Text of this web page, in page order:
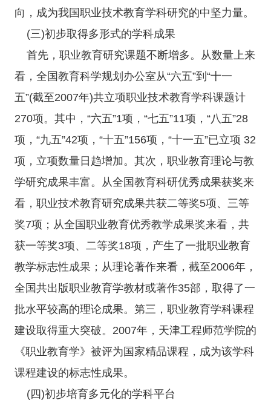
向，成为我国职业技术教育学科研究的中坚力量。
(三)初步取得多形式的学科成果
首先，职业教育研究课题不断增多。从数量上来
看，全国教育科学规划办公室从“六五”到“十一
五”(截至2007年)共立项职业技术教育学科课题计
270项。其中，“六五”1项，“七五”11项，“八五”28
项，“九五”42项，“十五”156项，“十一五”已立项 32
项，立项数量日趋增加。其次，职业教育理论与教
学研究成果丰富。从全国教育科研优秀成果获奖来
看，职业技术教育研究成果共获二等奖5项、三等
奖7项；从全国职业教育优秀教学成果奖来看，共
获一等奖3项、二等奖18项，产生了一批职业教育
教学标志性成果；从理论著作来看，截至2006年，
全国共出版职业教育学教材或著作35部，取得了一
批水平较高的理论成果。第三，职业教育学科课程
建设取得重大突破。2007年，天津工程师范学院的
《职业教育学》被评为国家精品课程，成为该学科
课程建设的标志性成果。
(四)初步培育多元化的学科平台